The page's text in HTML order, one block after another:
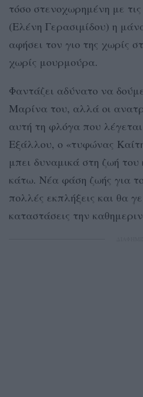
τόσο στενοχωρημένη με τις
(Ελένη Γερασιμίδου) η
αφήσει τον γιο της χωρίς
χωρίς μουρμούρα.
Φαντάζει αδύνατο να
Μαρίνα του, αλλά οι
αυτή τη φλόγα που
Εξάλλου, ο «τυφώνας
μπει δυναμικά στη ζωή
κάτω. Νέα φάση ζωής για
πολλές εκπλήξεις και θα
καταστάσεις την